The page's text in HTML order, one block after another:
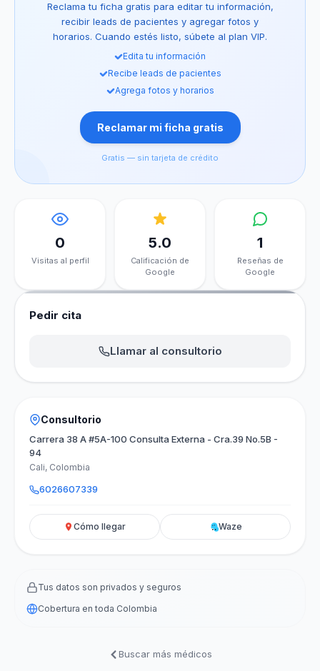
Reclama tu ficha gratis para editar tu información,
recibir leads de pacientes y agregar fotos y
horarios. Cuando estés listo, súbete al plan VIP.
Edita tu información
Recibe leads de pacientes
Agrega fotos y horarios
Reclamar mi ficha gratis
Gratis — sin tarjeta de crédito
0
Visitas al perfil
5.0
Calificación de
Google
1
Reseñas de
Google
Pedir cita
Llamar al consultorio
Consultorio
Carrera 38 A #5A-100 Consulta Externa - Cra.39 No.5B -
94
Cali, Colombia
6026607339
Cómo llegar Waze
Tus datos son privados y seguros
Cobertura en toda Colombia
Buscar más médicos